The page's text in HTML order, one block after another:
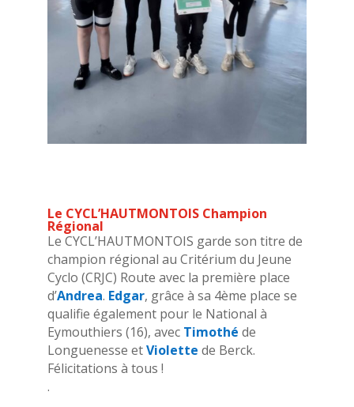
Le CYCL’HAUTMONTOIS Champion
Régional
Le CYCL’HAUTMONTOIS garde son titre de
champion régional au Critérium du Jeune
Cyclo (CRJC) Route avec la première place
d’Andrea. Edgar, grâce à sa 4ème place se
qualifie également pour le National à
Eymouthiers (16), avecTimothé de
Longuenesse etViolette de Berck.
Félicitations à tous !
.